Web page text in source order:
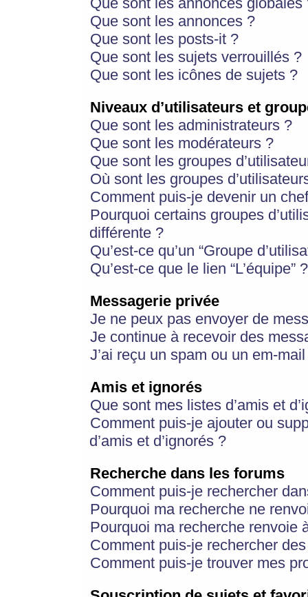
Que sont les annonces ?
Que sont les posts-it ?
Que sont les sujets verrouillés ?
Que sont les icônes de sujets ?
Niveaux d’utilisateurs et
Que sont les administrateurs ?
Que sont les modérateurs ?
Que sont les groupes
Où sont les groupes
Comment puis-je devenir un
Pourquoi certains groupes
différente ?
Qu’est-ce qu’un “Groupe
Qu’est-ce que le lien “L’équipe” ?
Messagerie privée
Je ne peux pas envoyer de
Je continue à recevoir des
J’ai reçu un spam ou un em-
Amis et ignorés
Que sont mes listes d’amis et
Comment puis-je ajouter ou
d’amis et d’ignorés ?
Recherche dans les forums
Comment puis-je rechercher
Pourquoi ma recherche ne
Pourquoi ma recherche renvoie
Comment puis-je rechercher
Comment puis-je trouver mes